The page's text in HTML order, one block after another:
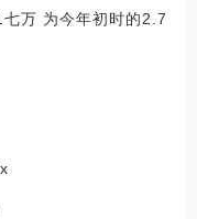
万 为今年初时的2.7